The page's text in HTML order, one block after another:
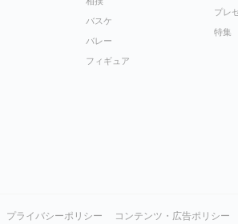
バスケ
バレー
フィギュア
プレ
特集
プライバシーポリシー コンテンツ・広告ポリシー